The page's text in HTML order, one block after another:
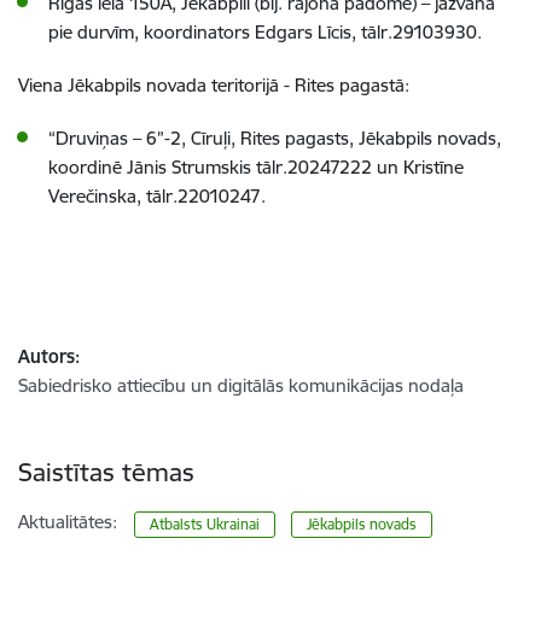
pie durvīm, koordinators Edgars Līcis, tālr.29103930.
Viena Jēkabpils novada teritorijā - Rites pagastā:
“Druviņas – 6”-2, Cīruļi, Rites pagasts, Jēkabpils novads,
koordinē Jānis Strumskis tālr.20247222 un Kristīne
Verečinska, tālr.22010247.
Autors:
Sabiedrisko attiecību un digitālās komunikācijas nodaļa
Saistītas tēmas
Aktualitātes: Atbalsts Ukrainai Jēkabpils novads